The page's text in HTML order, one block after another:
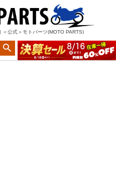
＜公式＞モトパーツ(MOTO PARTS)